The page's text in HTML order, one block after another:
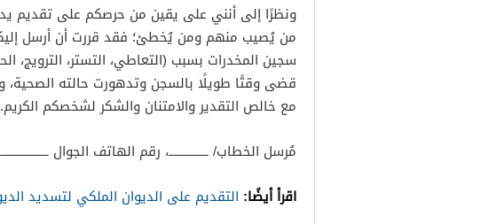
ونظرًا إلى أنني على يقين من حرصكم على تقديم
من يُصيب منهم ومن يُخطئ؛ فقد قررت أن أرسل إليكم
سجين المخدرات بسبب (التعاطي، التستر، الترويج،
قضى وقتًا طويلًا بالسجن وتدهورت حالته الصحية،
مع خالص التقدير والامتنان والشكر لشخصكم الكريم.
مُرسل الخطاب/ ـــــــــــــــ، رقم الهاتف الجوال
اقرأ أيضًا: التقديم على الديوان الملكي لتسديد